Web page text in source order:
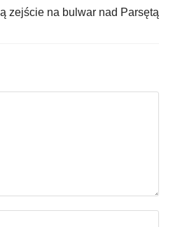
zejście na bulwar nad Parsętą